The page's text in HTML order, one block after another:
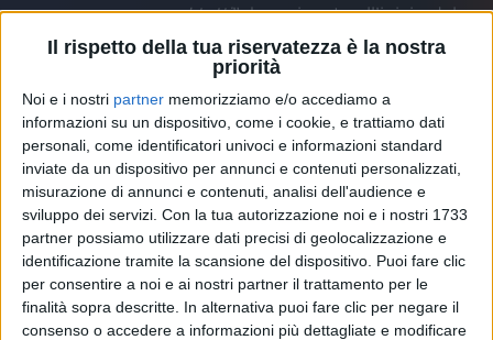
Il rispetto della tua riservatezza è la nostra
priorità
Noi e i nostri partner memorizziamo e/o accediamo a
informazioni su un dispositivo, come i cookie, e trattiamo dati
personali, come identificatori univoci e informazioni standard
inviate da un dispositivo per annunci e contenuti personalizzati,
misurazione di annunci e contenuti, analisi dell'audience e
sviluppo dei servizi. Con la tua autorizzazione noi e i nostri 1733
partner possiamo utilizzare dati precisi di geolocalizzazione e
identificazione tramite la scansione del dispositivo. Puoi fare clic
per consentire a noi e ai nostri partner il trattamento per le
finalità sopra descritte. In alternativa puoi fare clic per negare il
consenso o accedere a informazioni più dettagliate e modificare
preoccupano un po’ tutti”, ha spiegato all’inizio del
suo discorso.